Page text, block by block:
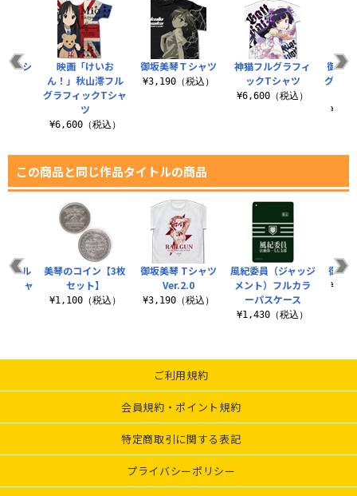
御坂美琴Ｔシャツ
¥3,190（税込）
神猫フルグラフィ
ックTシャツ
¥6,600（税込）
御坂
グラフ
ロシ
映画「けいお
ん！」秋山澪フル
グラフィックTシャ
ツ
¥6,600（税込）
この商品と同じ作品タイトルの商品
御坂美琴 Tシャツ
Ver.2.0
¥3,190（税込）
風紀委員（ジャッジ
メント）フルカラ
ーパスケース
¥1,430（税込）
御坂
フル
Tシャ
美琴のコイン【3枚
セット】
¥1,100（税込）
ご利用規約
会員規約・ポイント規約
特定商取引に関する表記
プライバシーポリシー